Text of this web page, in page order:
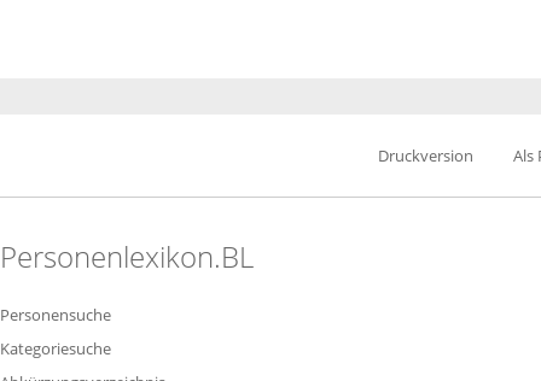
Druckversion Als
Personenlexikon.BL
Personensuche
Kategoriesuche